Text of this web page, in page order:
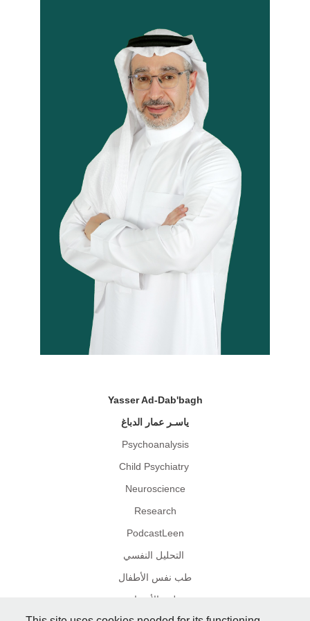
Yasser Ad-Dab'bagh
ياسـر عمار الدباغ
Psychoanalysis
Child Psychiatry
Neuroscience
Research
PodcastLeen
التحليل النفسي
طب نفس الأطفال
علوم الأعصاب